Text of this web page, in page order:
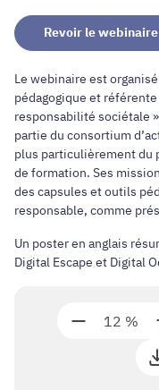
Revoir le
Le webinaire est
pédagogique et
responsabilité sociétale
partie du consortium
plus particulièrement du
de formation. Ses
des capsules et outils
responsable, comme
Un poster en anglais
Digital Escape et Digital
12 %